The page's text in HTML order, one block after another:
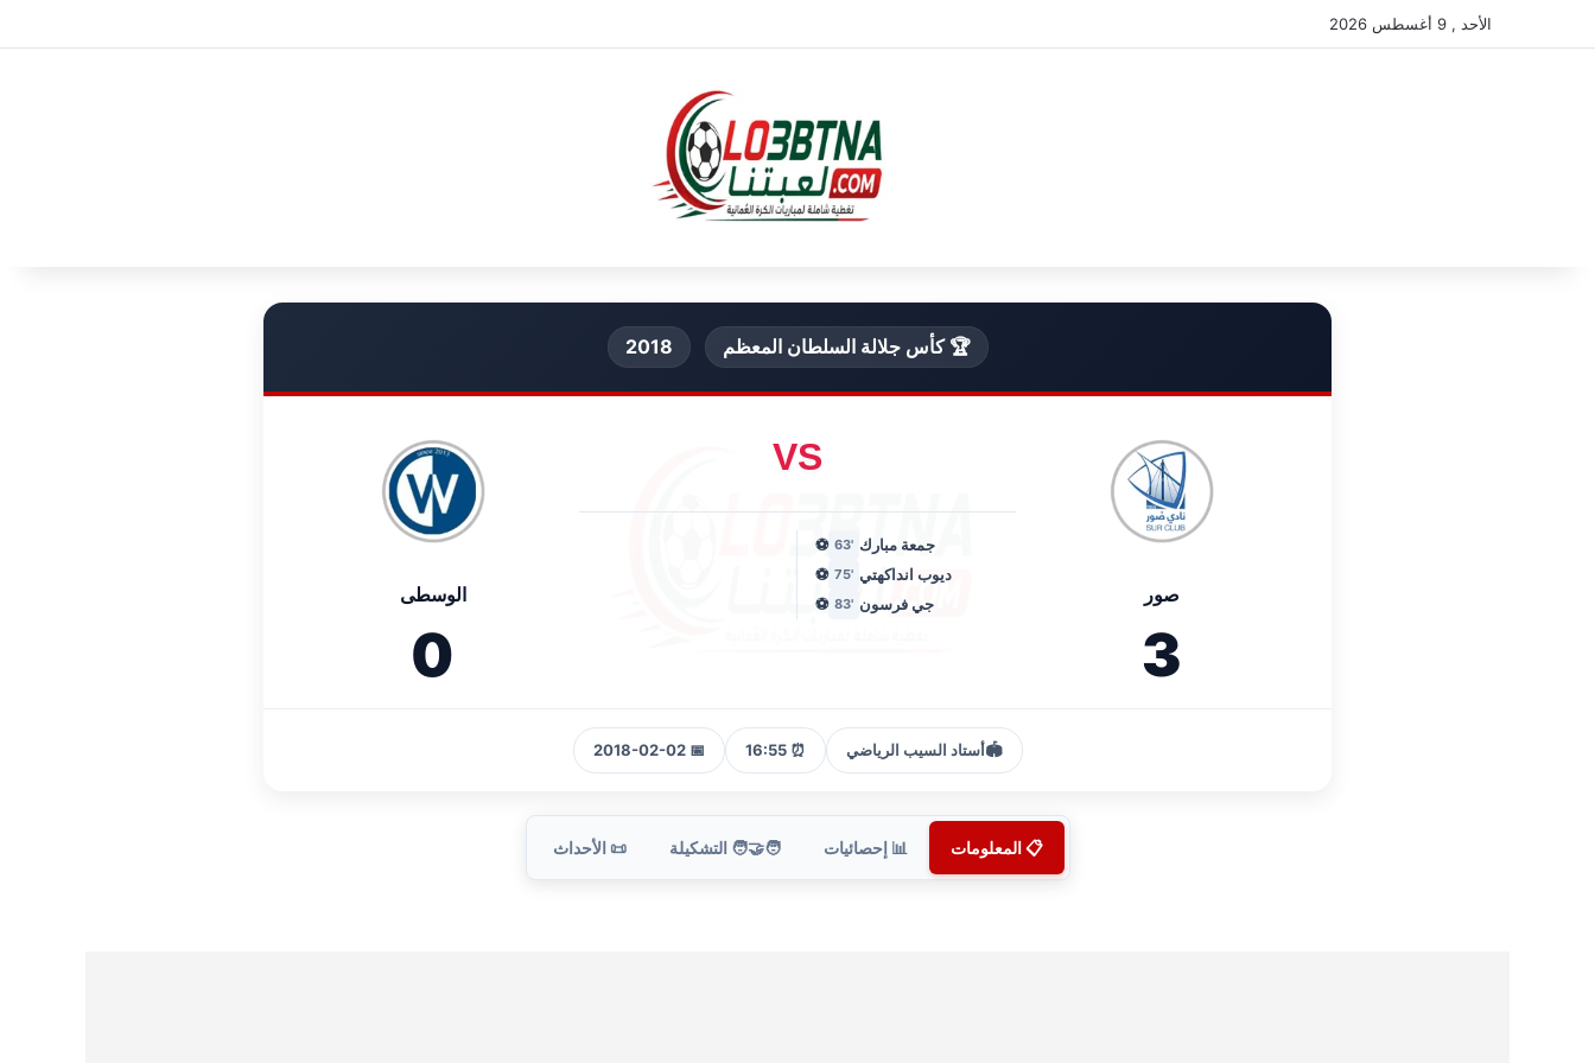
الأحد , 9 أغسطس 2026
🏆 كأس جلالة السلطان المعظم 2018
صور
3
VS
جمعة مبارك '63
⚽
ديوب انداكهتي '75
⚽
جي فرسون '83
⚽ الوسطى
0
🏟️أستاد السيب الرياضي ⏰ 16:55
📅 2018-02-02
📋 المعلومات 📊 إحصائيات 🧑‍🤝‍🧑 التشكيلة 📜 الأحداث